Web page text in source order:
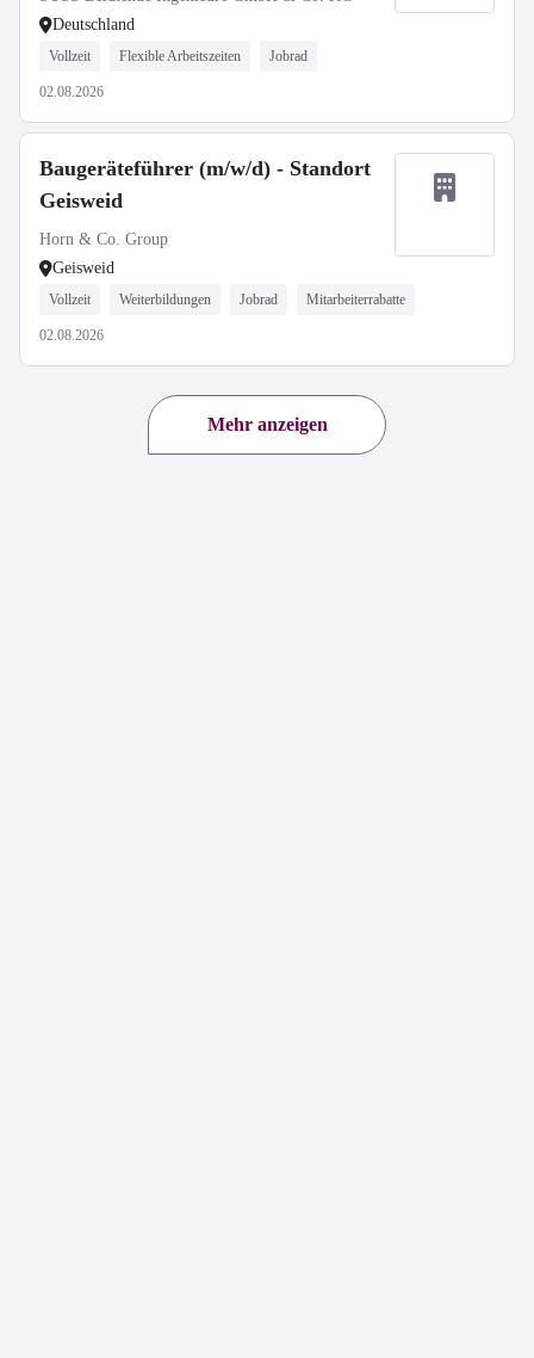
Deutschland
Vollzeit Flexible Arbeitszeiten Jobrad
02.08.2026
Baugeräteführer (m/w/d) - Standort
Geisweid
Horn & Co. Group
Geisweid
Vollzeit Weiterbildungen Jobrad Mitarbeiterrabatte
02.08.2026
Mehr anzeigen